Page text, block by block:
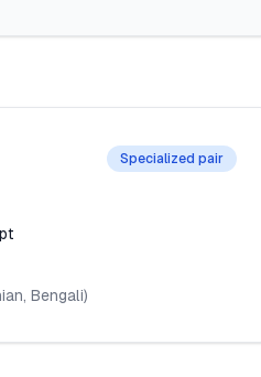
Specialized pair
, Bengali)